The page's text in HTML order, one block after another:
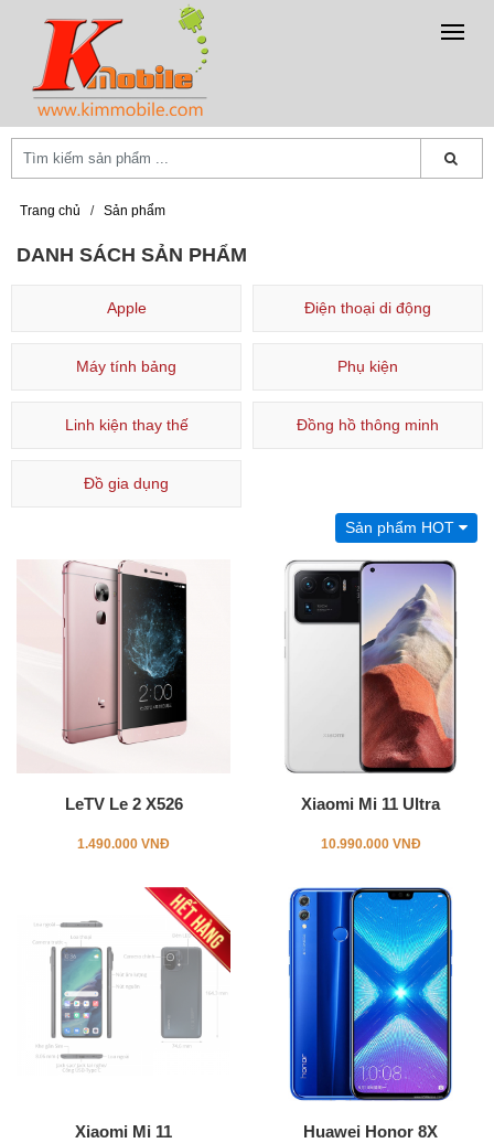
Trang chủ / Sản phẩm
DANH SÁCH SẢN PHẨM
Apple Điện thoại di động
Máy tính bảng Phụ kiện
Linh kiện thay thế Đồng hồ thông minh
Đồ gia dụng
Sản phẩm HOT
LeTV Le 2 X526
1.490.000 VNĐ
Xiaomi Mi 11 Ultra
10.990.000 VNĐ
Xiaomi Mi 11 Huawei Honor 8X